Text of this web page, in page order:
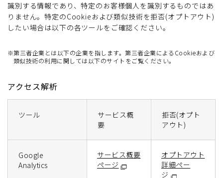
識別する情報であり、特定のお客様個人を識別するものではあ
りません。特定のCookieおよび類似技術を拒否(オプトアウト)
したい場合は以下の各ツールをご確認ください。
※第三者企業とは以下の企業を指します。第三者企業によるCookieおよび
類似技術の利用に関しては以下のサイトをご覧ください。
アクセス解析
ツール
サービス概
要
拒否(オプト
アウト)
Google
Analytics
サービス概要
ページ
オプトアウト
詳細ペー
ジ